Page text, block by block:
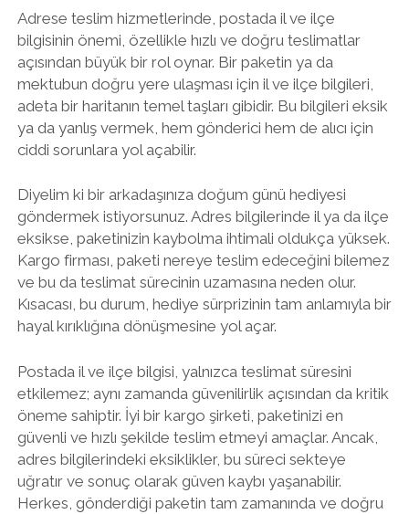
Adrese teslim hizmetlerinde, postada il ve ilçe
bilgisinin önemi, özellikle hızlı ve doğru teslimatlar
açısından büyük bir rol oynar. Bir paketin ya da
mektubun doğru yere ulaşması için il ve ilçe bilgileri,
adeta bir haritanın temel taşları gibidir. Bu bilgileri eksik
ya da yanlış vermek, hem gönderici hem de alıcı için
ciddi sorunlara yol açabilir.
Diyelim ki bir arkadaşınıza doğum günü hediyesi
göndermek istiyorsunuz. Adres bilgilerinde il ya da ilçe
eksikse, paketinizin kaybolma ihtimali oldukça yüksek.
Kargo firması, paketi nereye teslim edeceğini bilemez
ve bu da teslimat sürecinin uzamasına neden olur.
Kısacası, bu durum, hediye sürprizinin tam anlamıyla bir
hayal kırıklığına dönüşmesine yol açar.
Postada il ve ilçe bilgisi, yalnızca teslimat süresini
etkilemez; aynı zamanda güvenilirlik açısından da kritik
öneme sahiptir. İyi bir kargo şirketi, paketinizi en
güvenli ve hızlı şekilde teslim etmeyi amaçlar. Ancak,
adres bilgilerindeki eksiklikler, bu süreci sekteye
uğratır ve sonuç olarak güven kaybı yaşanabilir.
Herkes, gönderdiği paketin tam zamanında ve doğru